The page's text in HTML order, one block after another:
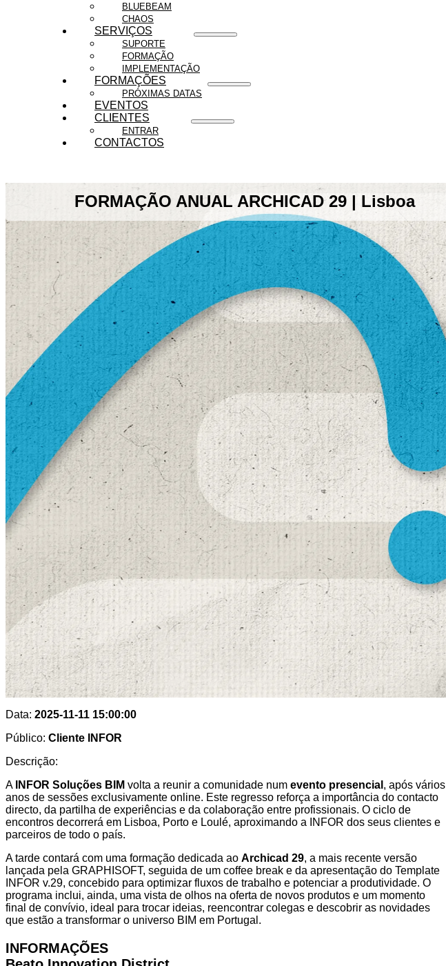
BLUEBEAM
CHAOS
SERVIÇOS
SUPORTE
FORMAÇÃO
IMPLEMENTAÇÃO
FORMAÇÕES
PRÓXIMAS DATAS
EVENTOS
CLIENTES
ENTRAR
CONTACTOS
FORMAÇÃO ANUAL ARCHICAD 29 | Lisboa
Data: 2025-11-11 15:00:00
Público: Cliente INFOR
Descrição:
A INFOR Soluções BIM volta a reunir a comunidade num evento presencial , após vários
anos de sessões exclusivamente online. Este regresso reforça a importância do contacto
directo, da partilha de experiências e da colaboração entre profissionais. O ciclo de
encontros decorrerá em Lisboa, Porto e Loulé, aproximando a INFOR dos seus clientes e
parceiros de todo o país.
A tarde contará com uma formação dedicada ao Archicad 29, a mais recente versão
lançada pela GRAPHISOFT, seguida de um coffee break e da apresentação do Template
INFOR v.29, concebido para optimizar fluxos de trabalho e potenciar a produtividade. O
programa inclui, ainda, uma vista de olhos na oferta de novos produtos e um momento
final de convívio, ideal para trocar ideias, reencontrar colegas e descobrir as novidades
que estão a transformar o universo BIM em Portugal.
INFORMAÇÕES